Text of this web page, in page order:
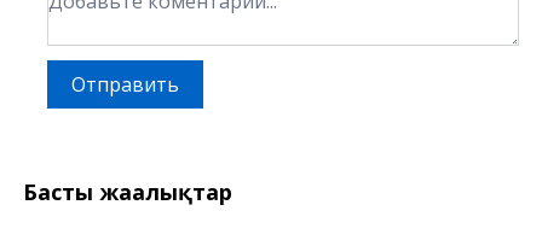
Отправить
Басты жаңалықтар